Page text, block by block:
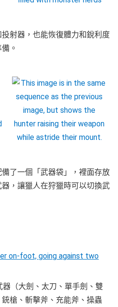
射器，也能恢復體力和銳利度
。
了一個「武器袋」，裡面存放
，讓獵人在狩獵時可以切換武
（大劍、太刀、單手劍、雙
槍、斬擊斧、充能斧、操蟲